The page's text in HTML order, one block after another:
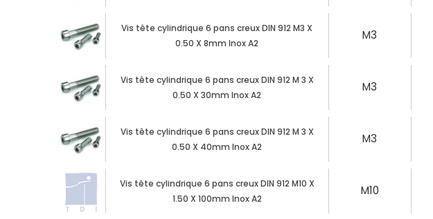
Vis tête cylindrique 6 pans creux DIN 912 M3 X
0.50 X 8mm Inox A2
M3
Vis tête cylindrique 6 pans creux DIN 912 M 3 X
0.50 X 30mm Inox A2
M3
Vis tête cylindrique 6 pans creux DIN 912 M 3 X
0.50 X 40mm Inox A2
M3
Vis tête cylindrique 6 pans creux DIN 912 M10 X
1.50 X 100mm Inox A2
M10